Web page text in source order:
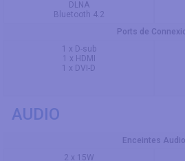
DLNA
Bluetooth 4.2
Ports de
1 x D-sub
1 x HDMI
1 x DVI-D
AUDIO
Enceintes Audio
2 x 15W